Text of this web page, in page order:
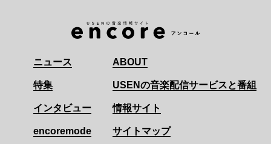
ニュース
特集
インタビュー
encoremode
ABOUT
USENの音楽配信サービスと番組
情報サイト
サイトマップ